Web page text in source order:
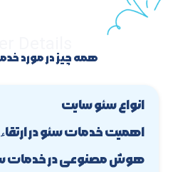
همه چیز در مورد
انواع سئو سایت
اهمیت خدمات سئو در
هوش مصنوعی در خدمات